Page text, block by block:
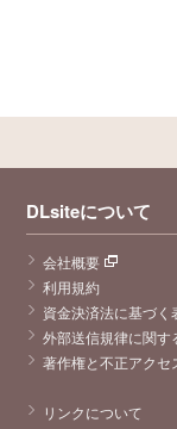
DLsiteについて
会社概要
利用規約
資金決済法に基づく
外部送信規律に関す
著作権と不正アクセ
リンクについて